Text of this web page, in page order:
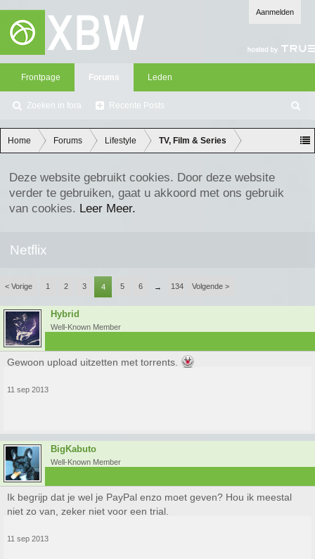
Aanmelden
Frontpage Forums
Zoeken in fora Recente Posts
Leden
oe
ke
n
Home Forums Lifestyle TV, Film & Series
Deze website gebruikt cookies. Door deze website
verder te gebruiken, gaat u akkoord met ons gebruik
van cookies. Leer Meer.
Netflix
< Vorige 1 2 3 4 5 6 → 134 Volgende >
Hybrid
Well-Known Member
Gewoon upload uitzetten met torrents.
11 sep 2013
BigKabuto
Well-Known Member
Ik begrijp dat je wel je PayPal enzo moet geven? Hou ik meestal
niet zo van, zeker niet voor een trial.
11 sep 2013